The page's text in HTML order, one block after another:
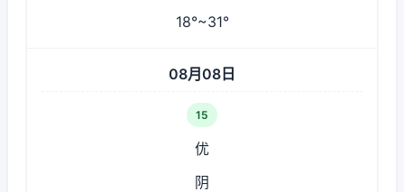
18°~31°
08月08日
15
优
阴